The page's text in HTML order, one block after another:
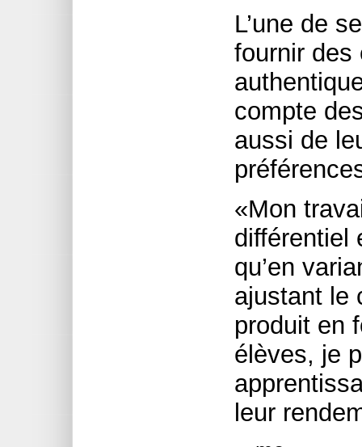
L’une de
fournir des
compte
aussi de
«Mon
différentiel
qu’en
ajustant le
produit en
élèves, je
leur